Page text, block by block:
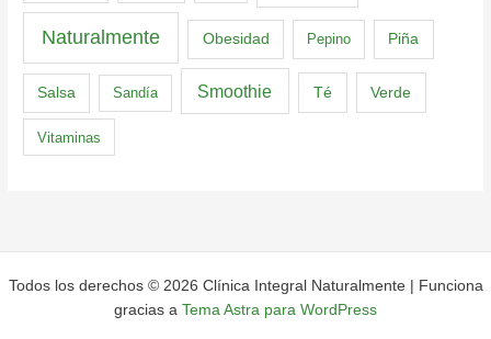
Naturalmente Obesidad Pepino Piña
Salsa Sandía Smoothie Té Verde
Vitaminas
Todos los derechos © 2026 Clínica Integral Naturalmente | Funciona
gracias a Tema Astra para WordPress